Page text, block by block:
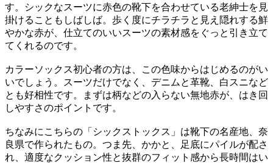
す。シックなスーツに赤色の靴下を合わせている老紳士を見
掛けることもしばしば。歩く度にチラチラと見え隠れする鮮
やかな赤が、仕立てのいいスーツの素材感をぐっと引き立て
てくれるのです。
カラーソックス初心者の方は、この色味からはじめるのがい
いでしょう。スーツだけでなく、デニムと革靴、白スニなど
とも好相性です。まずは柄などの入らない無地赤が、はき回
しやすさのポイントです。
ちなみにこちらの「シックストックス」は靴下の名産地、奈
良県で作られたもの。つま先、かかと、足底にパイルが配さ
れ、適度なクッション性と抜群のフィット感から長時間はい